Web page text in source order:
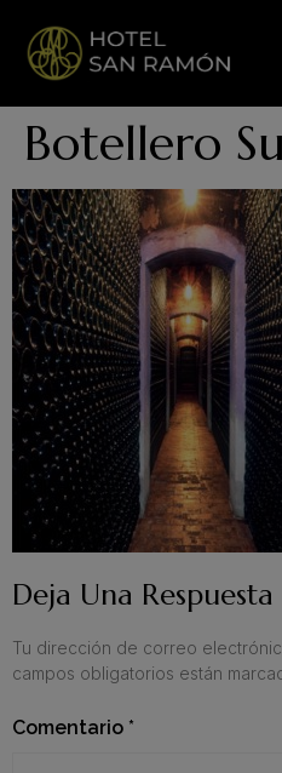
Botellero
Deja Una Respuesta
Tu dirección de correo
campos obligatorios están
Comentario *